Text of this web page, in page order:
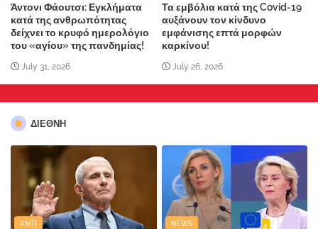
Άντονι Φάουτσι: Εγκλήματα
κατά της ανθρωπότητας
δείχνει το κρυφό ημερολόγιο
του «αγίου» της πανδημίας!
July 31, 2026
Τα εμβόλια κατά της Covid-19
αυξάνουν τον κίνδυνο
εμφάνισης επτά μορφών
καρκίνου!
July 26, 2026
ΔΙΕΘΝΗ
ANTI NEWS